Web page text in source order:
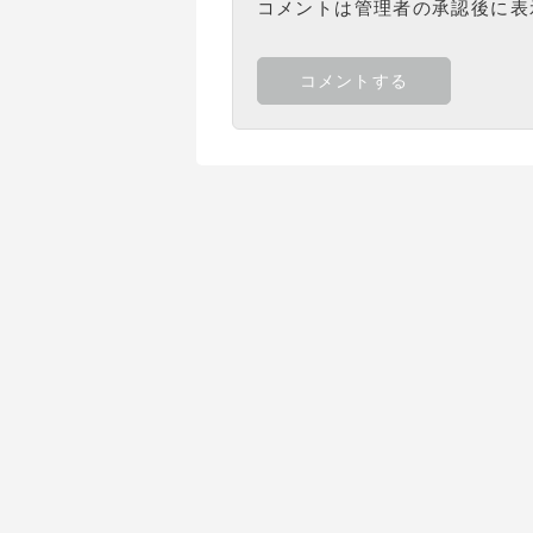
コメントは管理者の承認後に表